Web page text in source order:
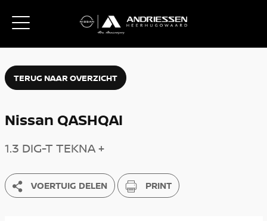
TERUG NAAR OVERZICHT
Nissan QASHQAI
1.3 DIG-T TEKNA +
VOERTUIG DELEN PRINT